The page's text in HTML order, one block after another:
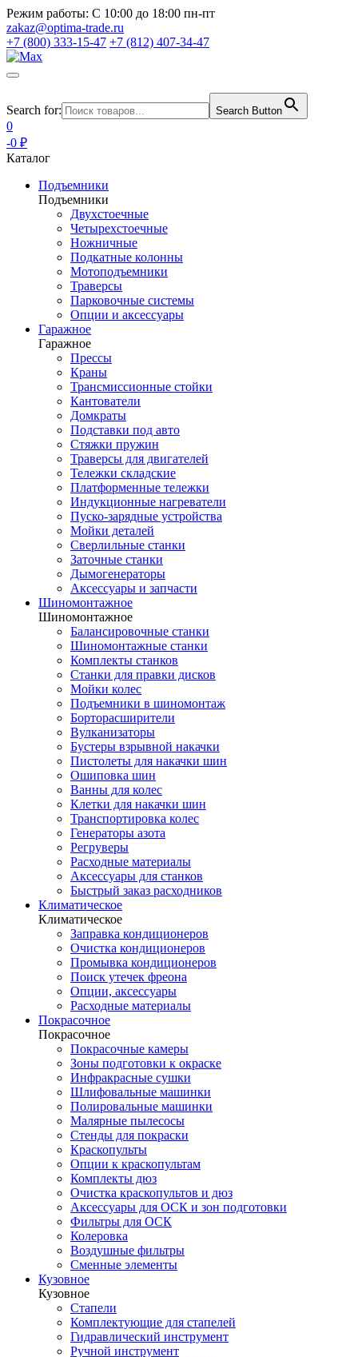
Режим работы: С 10:00 до 18:00 пн-пт
zakaz@optima-trade.ru
+7 (800) 333-15-47 +7 (812) 407-34-47
Search for: Search Button
0
-0 ₽
Каталог
Подъемники
Подъемники
Двухстоечные
Четырехстоечные
Ножничные
Подкатные колонны
Мотоподъемники
Траверсы
Парковочные системы
Опции и аксессуары
Гаражное
Гаражное
Прессы
Краны
Трансмиссионные стойки
Кантователи
Домкраты
Подставки под авто
Стяжки пружин
Траверсы для двигателей
Тележки складские
Платформенные тележки
Индукционные нагреватели
Пуско-зарядные устройства
Мойки деталей
Сверлильные станки
Заточные станки
Дымогенераторы
Аксессуары и запчасти
Шиномонтажное
Шиномонтажное
Балансировочные станки
Шиномонтажные станки
Комплекты станков
Станки для правки дисков
Мойки колес
Подъемники в шиномонтаж
Борторасширители
Вулканизаторы
Бустеры взрывной накачки
Пистолеты для накачки шин
Ошиповка шин
Ванны для колес
Клетки для накачки шин
Транспортировка колес
Генераторы азота
Регруверы
Расходные материалы
Аксессуары для станков
Быстрый заказ расходников
Климатическое
Климатическое
Заправка кондиционеров
Очистка кондиционеров
Промывка кондиционеров
Поиск утечек фреона
Опции, аксессуары
Расходные материалы
Покрасочное
Покрасочное
Покрасочные камеры
Зоны подготовки к окраске
Инфракрасные сушки
Шлифовальные машинки
Полировальные машинки
Малярные пылесосы
Стенды для покраски
Краскопульты
Опции к краскопультам
Комплекты дюз
Очистка краскопультов и дюз
Аксессуары для ОСК и зон подготовки
Фильтры для ОСК
Колеровка
Воздушные фильтры
Сменные элементы
Кузовное
Кузовное
Стапели
Комплектующие для стапелей
Гидравлический инструмент
Ручной инструмент